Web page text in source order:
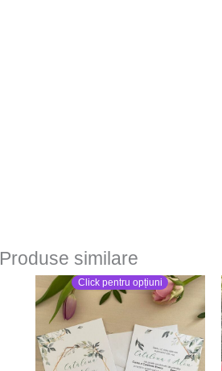
Produse similare
Click pentru opțiuni